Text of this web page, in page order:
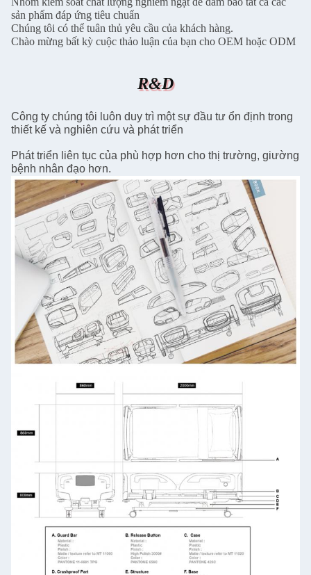
sản phẩm đáp ứng tiêu chuẩn
Chúng tôi có thể tuân thủ yêu cầu của khách hàng.
Chào mừng bất kỳ cuộc thảo luận của bạn cho OEM hoặc ODM
R&D
Công ty chúng tôi luôn duy trì một sự đầu tư ổn định trong
thiết kế và nghiên cứu và phát triển
Phát triển liên tục của phù hợp hơn cho thị trường, giường
bệnh nhân đạo hơn.